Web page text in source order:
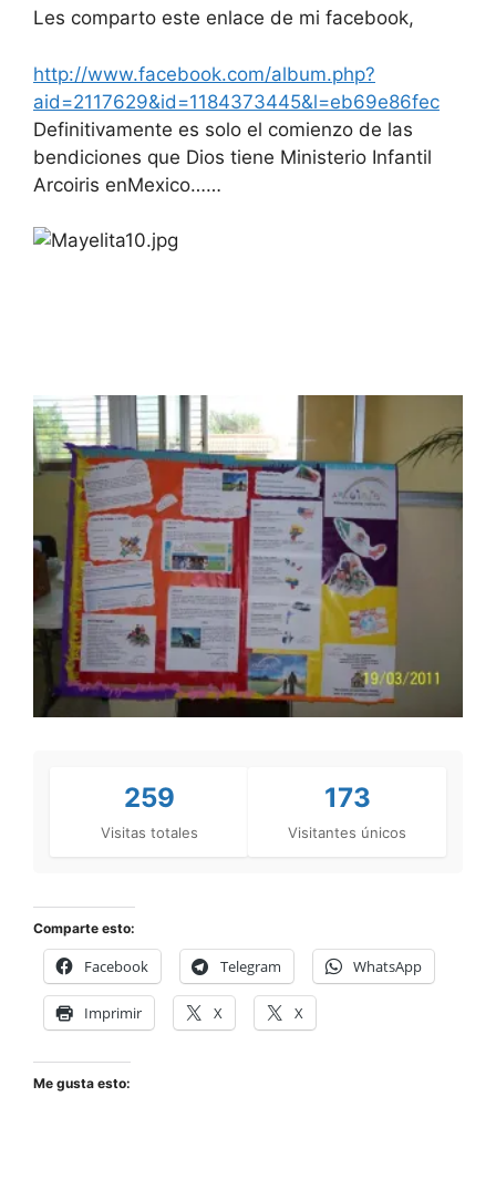
Les comparto este enlace de mi facebook,
http://www.facebook.com/album.php?
aid=2117629&id=1184373445&l=eb69e86fec
Definitivamente es solo el comienzo de las
bendiciones que Dios tiene Ministerio Infantil
Arcoiris enMexico……
259
Visitas totales
173
Visitantes únicos
Comparte esto:
Facebook Telegram WhatsApp
Imprimir X X
Me gusta esto: